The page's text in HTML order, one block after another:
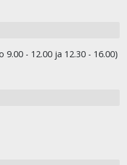
9.00 - 12.00 ja 12.30 - 16.00)